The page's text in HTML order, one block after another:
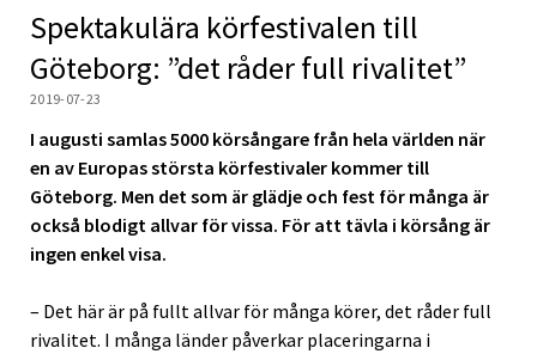
Spektakulära körfestivalen till
Göteborg: ”det råder full rivalitet”
2019-07-23
I augusti samlas 5000 körsångare från hela världen när
en av Europas största körfestivaler kommer till
Göteborg. Men det som är glädje och fest för många är
också blodigt allvar för vissa. För att tävla i körsång är
ingen enkel visa.
– Det här är på fullt allvar för många körer, det råder full
rivalitet. I många länder påverkar placeringarna i